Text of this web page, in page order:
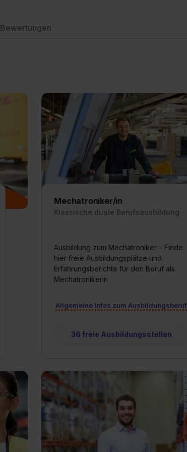
Bewertungen
Mechatroniker/in
Klassische duale Berufsausbildung
Ausbildung zum Mechatroniker – Finde
hier freie Ausbildungsplätze und
Erfahrungsberichte für den Beruf als
Mechatronikerin
Allgemeine Infos zum Ausbildungsberuf
36 freie Ausbildungsstellen